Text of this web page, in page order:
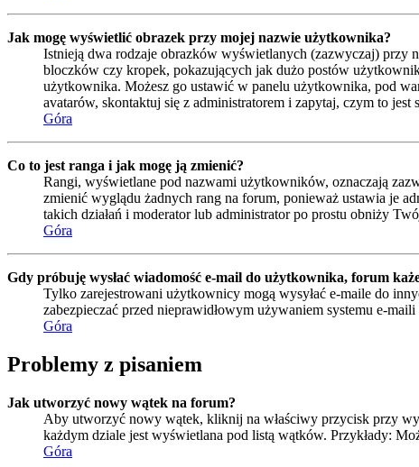
Jak mogę wyświetlić obrazek przy mojej nazwie użytkownika?
Istnieją dwa rodzaje obrazków wyświetlanych (zazwyczaj) przy
bloczków czy kropek, pokazujących jak dużo postów
użytkownika. Możesz go ustawić w panelu użytkownika, pod
avatarów, skontaktuj się z administratorem i zapytaj, czym to jest
Góra
Co to jest ranga i jak mogę ją zmienić?
Rangi, wyświetlane pod nazwami użytkowników, oznaczają
zmienić wyglądu żadnych rang na forum, ponieważ ustawia je
takich działań i moderator lub administrator po prostu obniży
Góra
Gdy próbuję wysłać wiadomość e-mail do użytkownika, forum
Tylko zarejestrowani użytkownicy mogą wysyłać e-maile do
zabezpieczać przed nieprawidłowym używaniem systemu e-
Góra
Problemy z pisaniem
Jak utworzyć nowy wątek na forum?
Aby utworzyć nowy wątek, kliknij na właściwy przycisk przy
każdym dziale jest wyświetlana pod listą wątków. Przykłady:
Góra